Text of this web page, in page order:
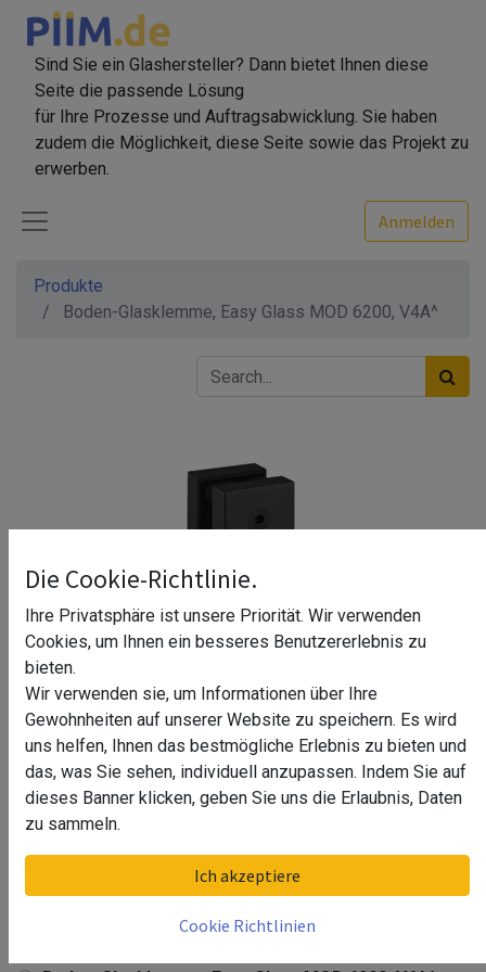
Sind Sie ein Glashersteller? Dann bietet Ihnen diese
Seite die passende Lösung
für Ihre Prozesse und Auftragsabwicklung. Sie haben
zudem die Möglichkeit, diese Seite sowie das Projekt zu
erwerben.
Anmelden
Produkte
Boden-Glasklemme, Easy Glass MOD 6200, V4A^
Boden-Glasklemme, Easy Glass
MOD 6200, V4A^
Boden-Glasklemme, Easy Glass MOD 6200, V4A^
Die Cookie-Richtlinie.
Ihre Privatsphäre ist unsere Priorität. Wir verwenden
Cookies, um Ihnen ein besseres Benutzererlebnis zu
bieten.
Wir verwenden sie, um Informationen über Ihre
Gewohnheiten auf unserer Website zu speichern. Es wird
uns helfen, Ihnen das bestmögliche Erlebnis zu bieten und
das, was Sie sehen, individuell anzupassen. Indem Sie auf
dieses Banner klicken, geben Sie uns die Erlaubnis, Daten
zu sammeln.
Ich akzeptiere
Cookie Richtlinien